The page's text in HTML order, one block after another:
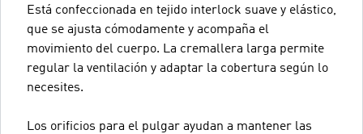
Está confeccionada en tejido interlock suave y elástico,
que se ajusta cómodamente y acompaña el
movimiento del cuerpo. La cremallera larga permite
regular la ventilación y adaptar la cobertura según lo
necesites.
Los orificios para el pulgar ayudan a mantener las